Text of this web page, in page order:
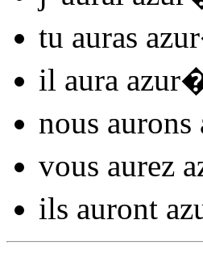
tu auras azur
il aura azur
nous aurons
vous aurez
ils auront